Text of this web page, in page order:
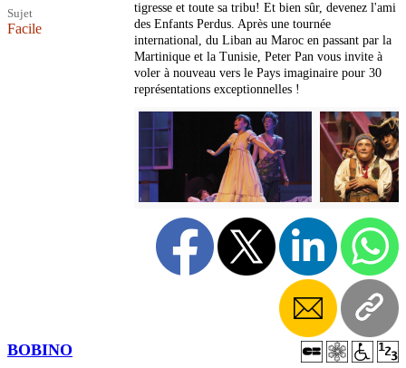
Sujet
Facile
tigresse et toute sa tribu! Et bien sûr, devenez l'ami
des Enfants Perdus. Après une tournée
international, du Liban au Maroc en passant par la
Martinique et la Tunisie, Peter Pan vous invite à
voler à nouveau vers le Pays imaginaire pour 30
représentations exceptionnelles !
BOBINO